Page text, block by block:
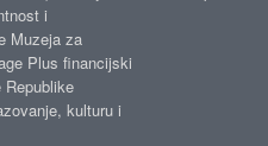
i
Muzeja za
Plus financijski
kulturu i